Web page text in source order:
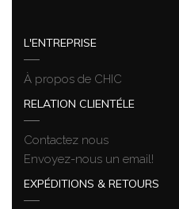
L'ENTREPRISE
À propos de CHIC
RELATION CLIENTÉLE
Contactez nous
Envoyez-nous un email!
EXPÉDITIONS & RETOURS